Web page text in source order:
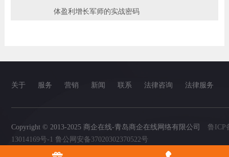
体盈利增长军师的实战密码
关于 服务 营销 新闻 联系 法律咨询 法律服务
Copyright © 2013-2025 商企在线-青岛商企在线网络有限公司 鲁ICP
13014169号-1 鲁公网安备37020302370522号